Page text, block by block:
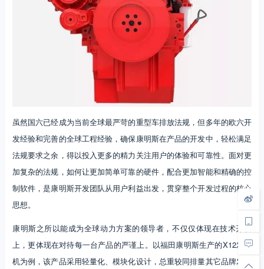
虽然国六已经成为当前全球最严苛的重型车排放法规，但多年的欧六开
发经验和完善的全球工程经验，确保康明斯在产品的开发中，轻松满足
法规要求之余，得以投入更多的精力关注用户的体验和可靠性。面对更
加复杂的法规，如何让更加简单可靠的硬件，配合更加智能和精确的控
制软件，是康明斯开发团队从用户利益出发，贯穿整个开发过程的核心
思想。
康明斯之所以能成为全球动力方案的领导者，不仅仅体现在技术开发
上，更体现在对待每一台产品的严谨上。以福田康明斯生产的X12发动
机为例，该产品采用轻量化、模块化设计，总重较同排量其它品牌发动